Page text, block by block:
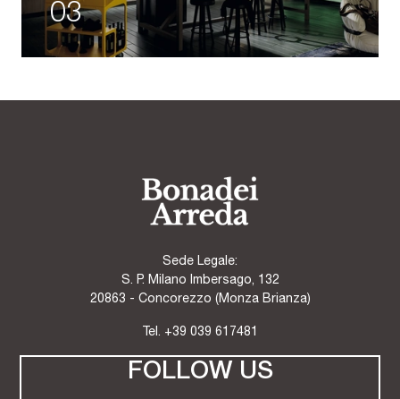
03
Sede Legale:
S. P. Milano Imbersago, 132
20863 - Concorezzo (Monza Brianza)
Tel. +39 039 617481
FOLLOW US